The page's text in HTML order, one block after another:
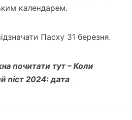
календарем.
Пасху 31 березня.
почитати тут –Коли
піст 2024: дата